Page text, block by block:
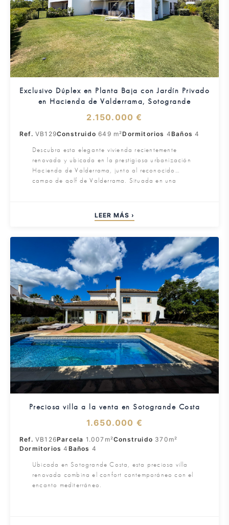
Exclusivo Dúplex en Planta Baja con Jardín Privado
en Hacienda de Valderrama, Sotogrande
2.150.000 €
Ref. VB129Construido 649 m²Dormitorios 4Baños 4
Descubra esta elegante vivienda recientemente
renovada y ubicada en la prestigiosa urbanización
Hacienda de Valderrama, junto al reconocido
campo de golf de Valderrama. Situada en una
excepcional en el corazón de Sotogrande Alto.
LEER MÁS ›
Preciosa villa a la venta en Sotogrande Costa
1.650.000 €
Ref. VB126Parcela 1.007m²Construido 370m²
Dormitorios 4 Baños 4
Ubicada en Sotogrande Costa, esta preciosa villa
renovada combina el confort contemporáneo con el
encanto mediterráneo.